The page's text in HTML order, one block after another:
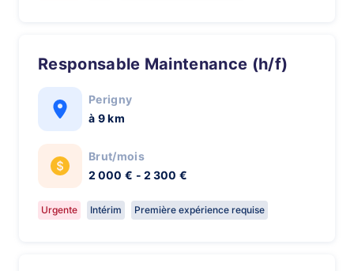
Responsable Maintenance (h/f)
Perigny
à 9 km
Brut/mois
2 000 € - 2 300 €
Urgente Intérim Première expérience requise